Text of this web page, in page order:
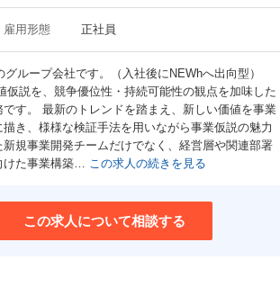
雇用形態 正社員
ループ会社です。（入社後にNEWhへ出向型）
仮説を、競争優位性・持続可能性の観点を加味した
す。 最新のトレンドを踏まえ、新しい価値を事業
き、様様な検証手法を用いながら事業仮説の魅力
規事業開発チームだけでなく、経営層や関連部署
けた事業構築… この求人の続きを見る
この求人について相談する